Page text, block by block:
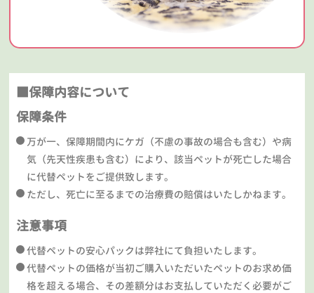
■保障内容について
保障条件
万が一、保障期間内にケガ（不慮の事故の場合も含む）や病
気（先天性疾患も含む）により、該当ペットが死亡した場合
に代替ペットをご提供致します。
ただし、死亡に至るまでの治療費の賠償はいたしかねます。
注意事項
代替ペットの安心パックは弊社にて負担いたします。
代替ペットの価格が当初ご購入いただいたペットのお求め価
格を超える場合、その差額分はお支払していただく必要がご